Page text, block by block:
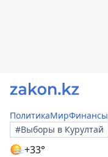
ПолитикаМирФинансы
#Выборы в Курултай
+33°